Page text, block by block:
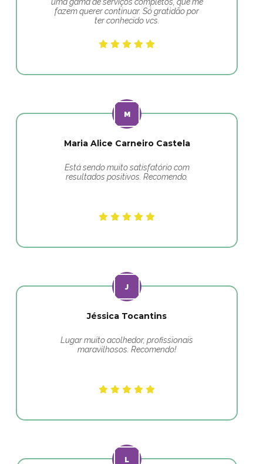
fazem querer continuar. Só gratidão por
ter conhecido vcs.
Maria Alice Carneiro Castela
Está sendo muito satisfatório com
resultados positivos. Recomendo.
Jéssica Tocantins
Lugar muito acolhedor, profissionais
maravilhosos. Recomendo!